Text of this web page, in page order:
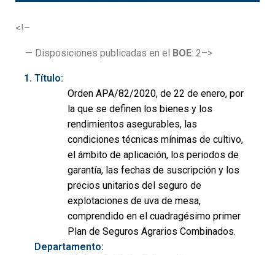
<!–
— Disposiciones publicadas en el BOE: 2–>
Título:
Orden APA/82/2020, de 22 de enero, por
la que se definen los bienes y los
rendimientos asegurables, las
condiciones técnicas mínimas de cultivo,
el ámbito de aplicación, los periodos de
garantía, las fechas de suscripción y los
precios unitarios del seguro de
explotaciones de uva de mesa,
comprendido en el cuadragésimo primer
Plan de Seguros Agrarios Combinados.
Departamento: